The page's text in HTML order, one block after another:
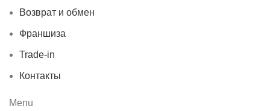
Возврат и обмен
Франшиза
Trade-in
Контакты
Menu